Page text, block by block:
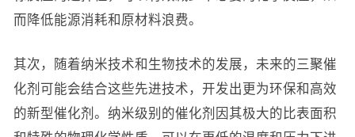
而降低能源消耗和原材料浪费。
其次，随着纳米技术和生物技术的发展，未来的三聚催
化剂可能会结合这些先进技术，开发出更为环保和高效
的新型催化剂。纳米级别的催化剂因其极大的比表面积